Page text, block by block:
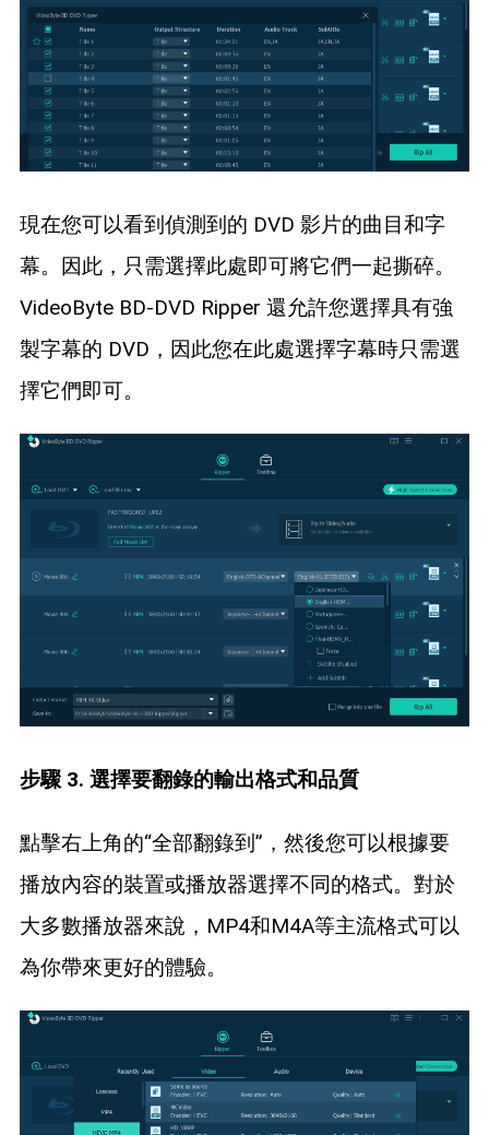
現在您可以看到偵測到的 DVD 影片的曲目和字
幕。因此，只需選擇此處即可將它們一起撕碎。
VideoByte BD-DVD Ripper 還允許您選擇具有強
製字幕的 DVD，因此您在此處選擇字幕時只需選
擇它們即可。
步驟 3. 選擇要翻錄的輸出格式和品質
點擊右上角的“全部翻錄到”，然後您可以根據要
播放內容的裝置或播放器選擇不同的格式。對於
大多數播放器來說，MP4和M4A等主流格式可以
為你帶來更好的體驗。